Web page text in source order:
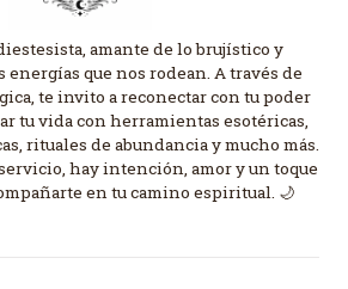
amante de lo brujístico y
energías que nos rodean. A través de
te invito a reconectar con tu poder
tu vida con herramientas esotéricas,
rituales de abundancia y mucho más.
hay intención, amor y un toque
en tu camino espiritual. 🌙